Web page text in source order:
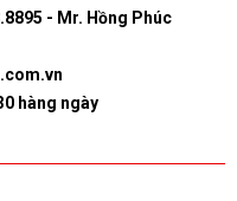
- Mr. Hồng Phúc
hàng ngày